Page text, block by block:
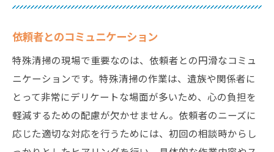
依頼者とのコミュニケーション
特殊清掃の現場で重要なのは、依頼者との円滑なコミュ
ニケーションです。特殊清掃の作業は、遺族や関係者に
とって非常にデリケートな場面が多いため、心の負担を
軽減するための配慮が欠かせません。依頼者のニーズに
応じた適切な対応を行うためには、初回の相談時からし